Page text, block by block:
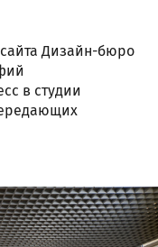
Дизайн-бюро
в студии